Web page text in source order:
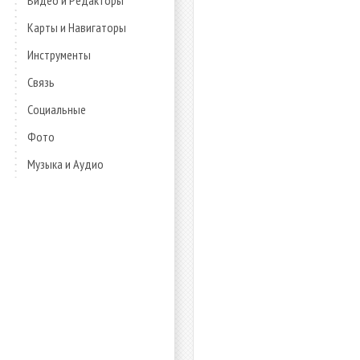
Карты и Навигаторы
Инструменты
Связь
Социальные
Фото
Музыка и Аудио